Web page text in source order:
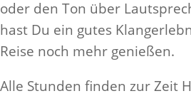
oder den Ton über
hast Du ein gutes
Reise noch mehr genießen.
Alle Stunden finden zur Zeit